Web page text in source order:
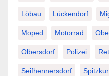
Löbau Lückendorf
Moped Motorrad
Olbersdorf Polizei
Seifhennersdorf